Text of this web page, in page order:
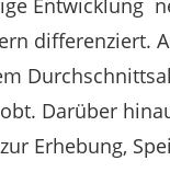
Entwicklung
differenziert.
Darüber
Erhebung,